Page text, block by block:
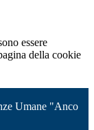
essere
della cookie
Umane "Anco